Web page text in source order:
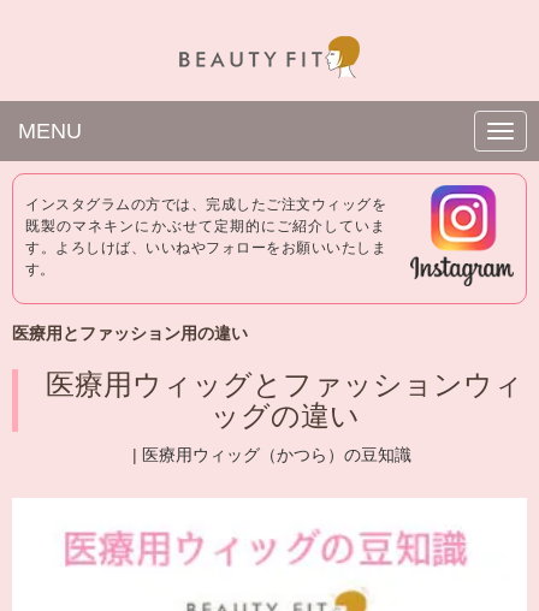
N
a
v
i
n
MENU
インスタグラムの方では、完成したご注文ウィッグを
既製のマネキンにかぶせて定期的にご紹介していま
す。よろしけば、いいねやフォローをお願いいたしま
す。
医療用とファッション用の違い
医療用ウィッグとファッションウィ
ッグの違い
| 医療用ウィッグ（かつら）の豆知識